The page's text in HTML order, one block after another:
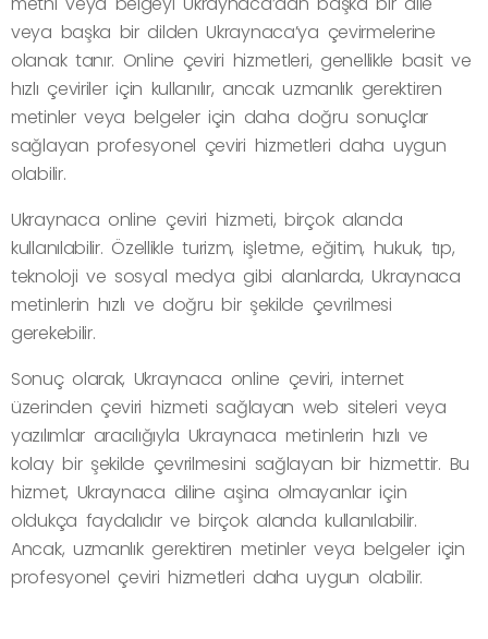
veya başka bir dilden Ukraynaca’ya çevirmelerine
olanak tanır. Online çeviri hizmetleri, genellikle basit ve
hızlı çeviriler için kullanılır, ancak uzmanlık gerektiren
metinler veya belgeler için daha doğru sonuçlar
sağlayan profesyonel çeviri hizmetleri daha uygun
olabilir.
Ukraynaca online çeviri hizmeti, birçok alanda
kullanılabilir. Özellikle turizm, işletme, eğitim, hukuk, tıp,
teknoloji ve sosyal medya gibi alanlarda, Ukraynaca
metinlerin hızlı ve doğru bir şekilde çevrilmesi
gerekebilir.
Sonuç olarak, Ukraynaca online çeviri, internet
üzerinden çeviri hizmeti sağlayan web siteleri veya
yazılımlar aracılığıyla Ukraynaca metinlerin hızlı ve
kolay bir şekilde çevrilmesini sağlayan bir hizmettir. Bu
hizmet, Ukraynaca diline aşina olmayanlar için
oldukça faydalıdır ve birçok alanda kullanılabilir.
Ancak, uzmanlık gerektiren metinler veya belgeler için
profesyonel çeviri hizmetleri daha uygun olabilir.